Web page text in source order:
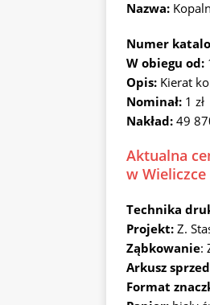
Nazwa:
Numer
W obiegu od:
Opis: Kierat
Nominał: 1 zł
Nakład: 49
Aktualna
w Wieliczce
Technika
Projekt: Z.
Ząbkowanie:
Arkusz
Format